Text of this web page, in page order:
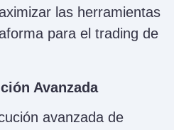
las herramientas
para el trading de
Avanzada
avanzada de